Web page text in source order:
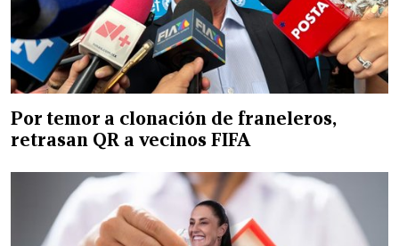
Por temor a clonación de franeleros,
retrasan QR a vecinos FIFA